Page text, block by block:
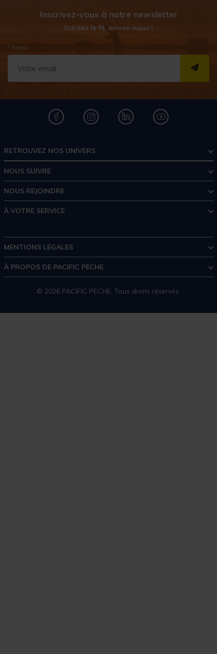
Inscrivez-vous à notre newsletter
Gardez le fil, suivez-nous !
* Email
RETROUVEZ NOS UNIVERS
NOUS SUIVRE
NOUS REJOINDRE
À VOTRE SERVICE
MENTIONS LÉGALES
À PROPOS DE PACIFIC PÊCHE
© 2026 PACIFIC PECHE. Tous droits réservés.